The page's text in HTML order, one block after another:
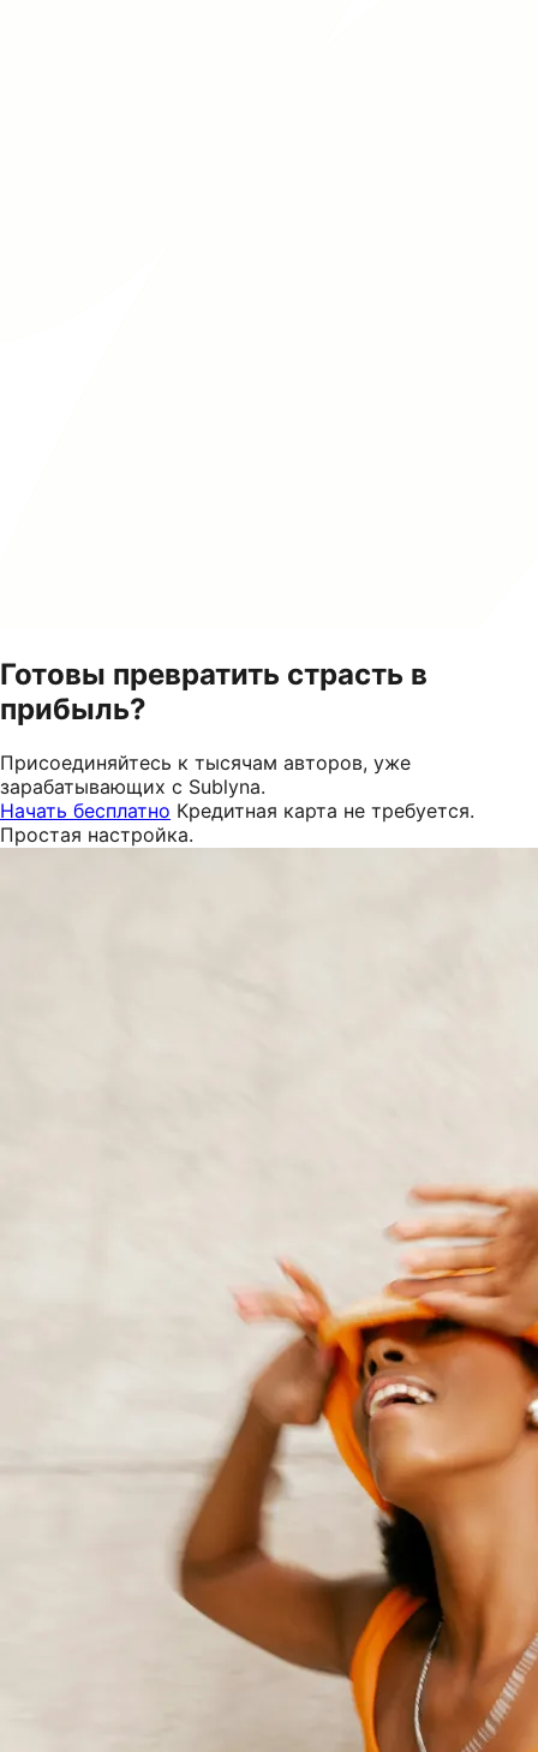
Готовы превратить страсть в
прибыль?
Присоединяйтесь к тысячам авторов, уже
зарабатывающих с Sublyna.
Начать бесплатно Кредитная карта не требуется.
Простая настройка.